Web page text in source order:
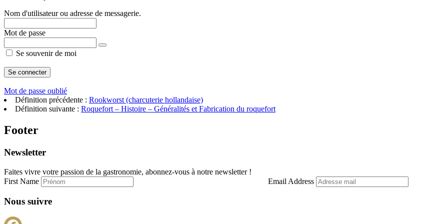
Nom d'utilisateur ou adresse de messagerie.
Mot de passe
Se souvenir de moi
Mot de passe oublié
Définition précédente : Rookworst (charcuterie hollandaise)
Définition suivante : Roquefort – Histoire – Généralités et Fabrication du roquefort
Footer
Newsletter
Faites vivre votre passion de la gastronomie, abonnez-vous à notre newsletter !
First Name
Email Address
Nous suivre